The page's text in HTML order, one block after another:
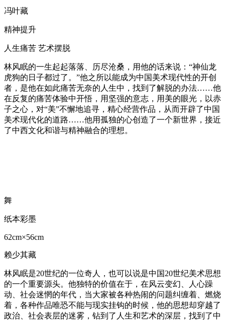
冯叶藏
精神提升
人生痛苦 艺术摆脱
林风眠的一生起起落落、历尽沧桑，用他的话来说：“神仙龙
虎狗的日子都过了。”他之所以能成为中国美术现代性的开创
者，是他在如此痛苦无奈的人生中，找到了解脱的办法……他
在反复的痛苦体验中开悟，用坚强的意志，用美的眼光，以赤
子之心，对“美”不懈地追寻，精心经营作品，从而开辟了中国
美术现代化的道路……他用孤独的心创造了一个新世界，接近
了中西文化和谐与精神融合的理想。
舞
纸本彩墨
62cm×56cm
赖少其藏
林风眠是20世纪的一位奇人，也可以说是中国20世纪美术思想
的一个重要源头。他独特的价值在于，在风云变幻、人心躁
动、社会迷惘的年代，当大家被各种热闹的问题纠缠着、燃烧
着，各种作品唯恐不能与现实挂钩的时候，他的思想却穿越了
政治、社会表层的迷雾，钻到了人生和艺术的深层，找到了中